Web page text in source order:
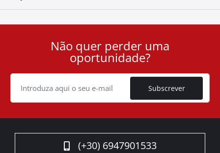
Cookie
Não quer perder uma
oportunidade?
Subscrever
(+30) 6947901533